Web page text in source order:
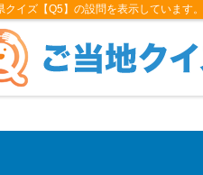
クイズ【Q5】の設問を表示しています